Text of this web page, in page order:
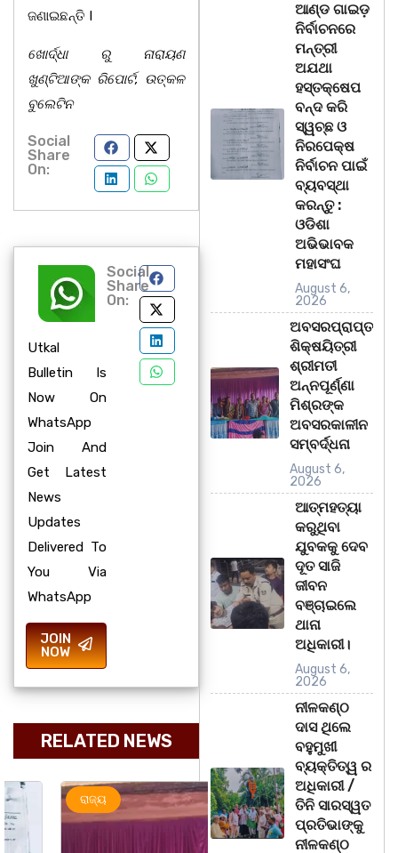
ଜଣାଇଛନ୍ତି I
ଖୋର୍ଦ୍ଧା ରୁ ନାରାୟଣ
ଖୁଣ୍ଟିଆଙ୍କ ରିପୋର୍ଟ, ଉତ୍କଳ
ବୁଲେଟିନ
Social
Share
On:
Utkal
Bulletin Is
Now On
WhatsApp
Join And
Get Latest
News
Updates
Delivered To
You Via
WhatsApp
JOIN
NOW
Social
Share
On:
RELATED NEWS
ମହାନଗର ରାଜ୍ୟ
ଆଣ୍ଡ ଗାଇଡ଼
ନିର୍ବାଚନରେ
ମନ୍ତ୍ରୀ
ଅଯଥା
ହସ୍ତକ୍ଷେପ
ବନ୍ଦ କରି
ସ୍ୱଚ୍ଛ ଓ
ନିରପେକ୍ଷ
ନିର୍ବାଚନ ପାଇଁ
ବ୍ୟବସ୍ଥା
କରନ୍ତୁ :
ଓଡିଶା
ଅଭିଭାବକ
ମହାସଂଘ
August 6,
2026
ଅବସରପ୍ରାପ୍ତ
ଶିକ୍ଷୟିତ୍ରୀ
ଶ୍ରୀମତୀ
ଅନ୍ନପୂର୍ଣ୍ଣା
ମିଶ୍ରଙ୍କ
ଅବସରକାଳୀନ
ସମ୍ବର୍ଦ୍ଧନା
August 6,
2026
ଆତ୍ମହତ୍ୟା
କରୁଥିବା
ଯୁବକକୁ ଦେବ
ଦୂତ ସାଜି
ଜୀବନ
ବଞ୍ଚାଇଲେ
ଥାନା
ଅଧିକାରୀ।
August 6,
2026
ନୀଳକଣ୍ଠ
ଦାସ ଥିଲେ
ବହୁମୁଖୀ
ବ୍ୟକ୍ତିତ୍ୱ ର
ଅଧିକାରୀ /
ତିନି ସାରସ୍ୱତ
ପ୍ରତିଭାଙ୍କୁ
ନୀଳକଣ୍ଠ